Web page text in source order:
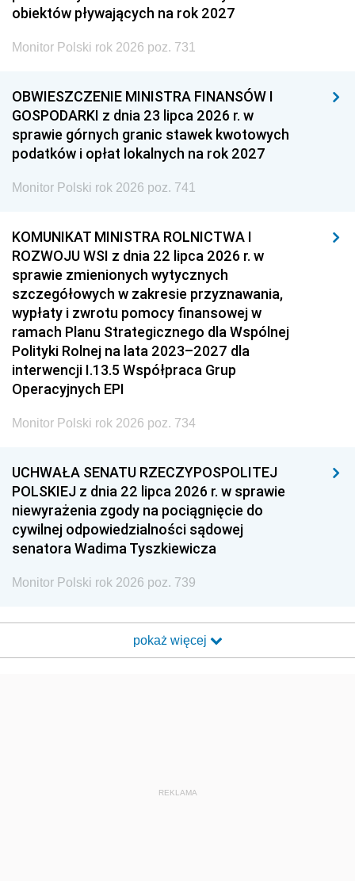
obiektów pływających na rok 2027
Monitor Polski rok 2026 poz. 731
OBWIESZCZENIE MINISTRA FINANSÓW I
GOSPODARKI z dnia 23 lipca 2026 r. w
sprawie górnych granic stawek kwotowych
podatków i opłat lokalnych na rok 2027
Monitor Polski rok 2026 poz. 741
KOMUNIKAT MINISTRA ROLNICTWA I
ROZWOJU WSI z dnia 22 lipca 2026 r. w
sprawie zmienionych wytycznych
szczegółowych w zakresie przyznawania,
wypłaty i zwrotu pomocy finansowej w
ramach Planu Strategicznego dla Wspólnej
Polityki Rolnej na lata 2023–2027 dla
interwencji I.13.5 Współpraca Grup
Operacyjnych EPI
Monitor Polski rok 2026 poz. 734
UCHWAŁA SENATU RZECZYPOSPOLITEJ
POLSKIEJ z dnia 22 lipca 2026 r. w sprawie
niewyrażenia zgody na pociągnięcie do
cywilnej odpowiedzialności sądowej
senatora Wadima Tyszkiewicza
Monitor Polski rok 2026 poz. 739
pokaż więcej
REKLAMA